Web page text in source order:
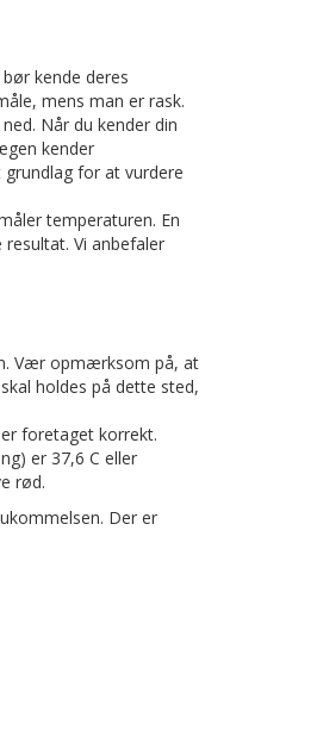
kende deres
mens man er rask.
Når du kender din
kender
for at vurdere
temperaturen. En
Vi anbefaler
Vær opmærksom på, at
holdes på dette sted,
foretaget korrekt.
er 37,6 C eller
rød.
Der er